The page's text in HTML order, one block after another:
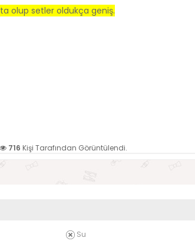
olup setler oldukça geniş.
716 Kişi Tarafından Görüntülendi.
Su